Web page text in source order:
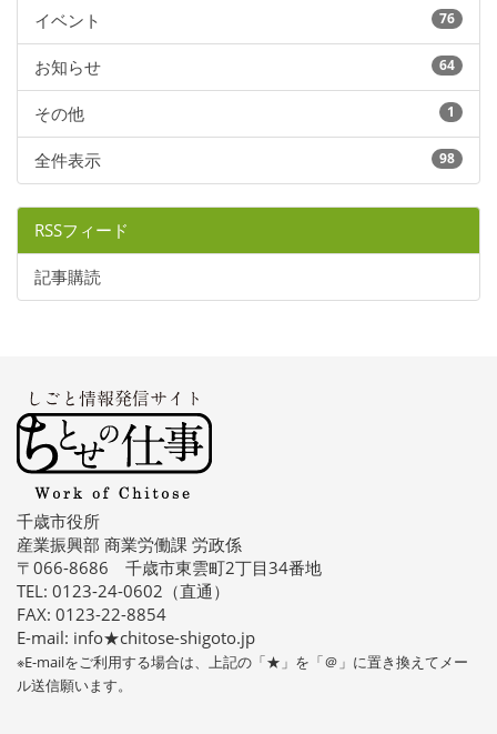
イベント 76
お知らせ 64
その他 1
全件表示 98
RSSフィード
記事購読
千歳市役所
産業振興部 商業労働課 労政係
〒066-8686 千歳市東雲町2丁目34番地
TEL: 0123-24-0602（直通）
FAX: 0123-22-8854
E-mail: info★chitose-shigoto.jp
※E-mailをご利用する場合は、上記の「★」を「＠」に置き換えてメー
ル送信願います。